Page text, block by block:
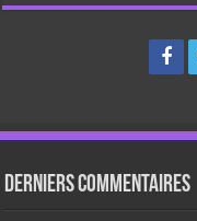
Derniers Commentaires